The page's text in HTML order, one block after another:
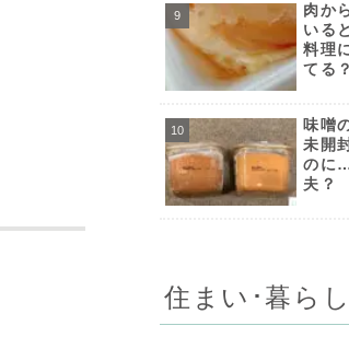
肉か
いる
料理
てる？
味噌
未開
のに
夫？
住まい･暮ら